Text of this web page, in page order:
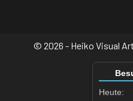
© 2026 - Heiko Visual
Heute: